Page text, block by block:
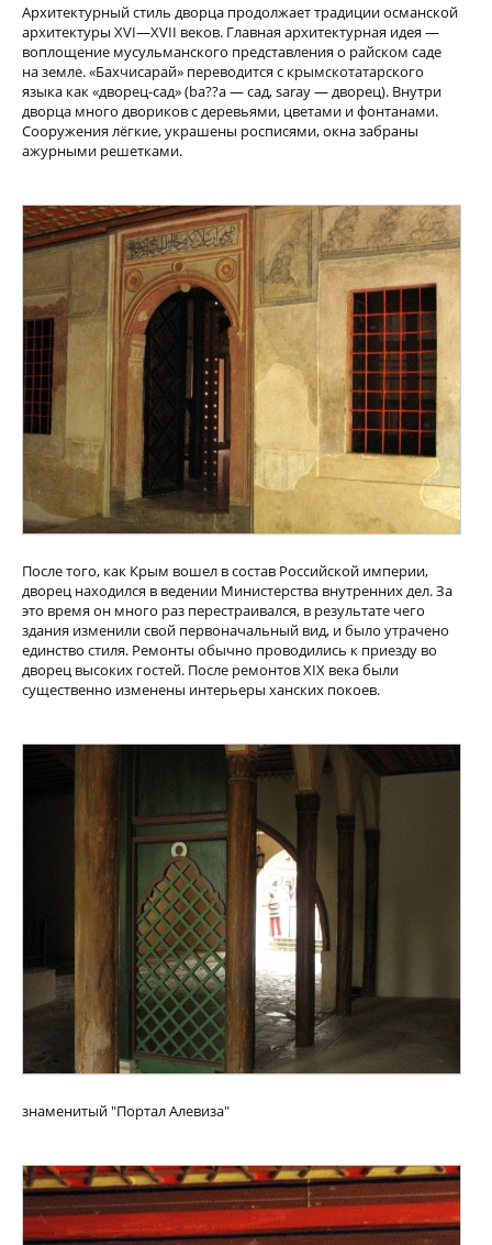
Архитектурный стиль дворца продолжает традиции османской
архитектуры XVI—XVII веков. Главная архитектурная идея —
воплощение мусульманского представления о райском саде
на земле. «Бахчисарай» переводится с крымскотатарского
языка как «дворец-сад» (ba??a — сад, saray — дворец). Внутри
дворца много двориков с деревьями, цветами и фонтанами.
Сооружения лёгкие, украшены росписями, окна забраны
ажурными решетками.
После того, как Крым вошел в состав Российской империи,
дворец находился в ведении Министерства внутренних дел. За
это время он много раз перестраивался, в результате чего
здания изменили свой первоначальный вид, и было утрачено
единство стиля. Ремонты обычно проводились к приезду во
дворец высоких гостей. После ремонтов XIX века были
существенно изменены интерьеры ханских покоев.
знаменитый "Портал Алевиза"